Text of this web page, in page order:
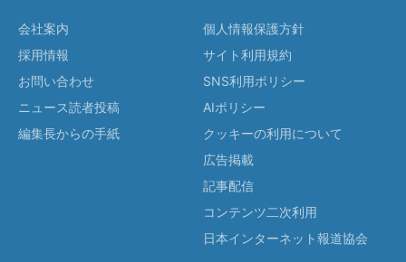
会社案内
採用情報
お問い合わせ
ニュース読者投稿
編集長からの手紙
個人情報保護方針
サイト利用規約
SNS利用ポリシー
AIポリシー
クッキーの利用について
広告掲載
記事配信
コンテンツ二次利用
日本インターネット報道協会